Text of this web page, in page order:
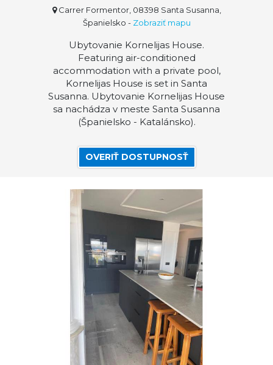
Carrer Formentor, 08398 Santa Susanna,
Španielsko - Zobraziť mapu
Ubytovanie Kornelijas House.
Featuring air-conditioned
accommodation with a private pool,
Kornelijas House is set in Santa
Susanna. Ubytovanie Kornelijas House
sa nachádza v meste Santa Susanna
(Španielsko - Katalánsko).
OVERIŤ DOSTUPNOSŤ